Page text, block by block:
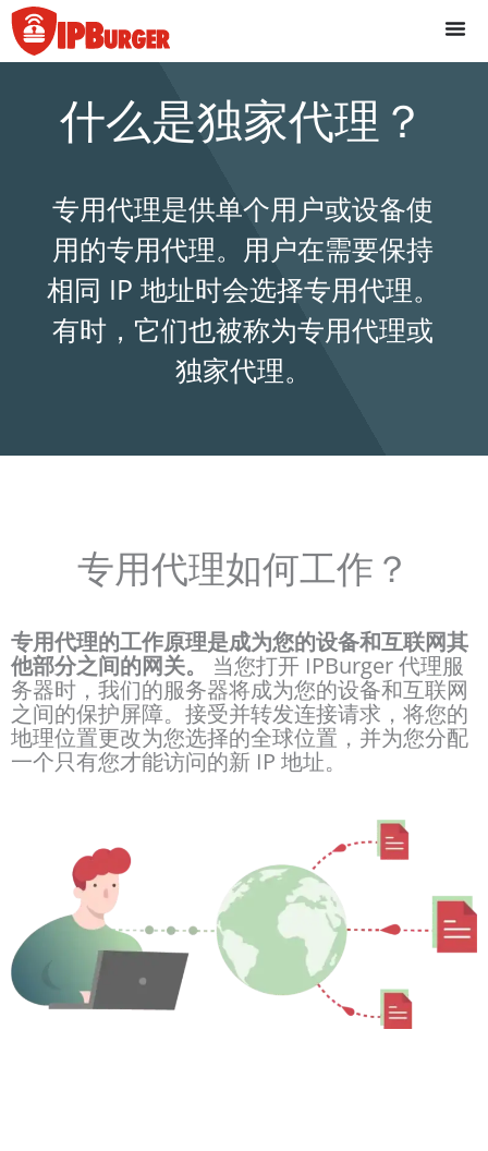
跳
至
内
什么是独家代理？
专用代理是供单个用户或设备使
用的专用代理。用户在需要保持
相同 IP 地址时会选择专用代理。
有时，它们也被称为专用代理或
独家代理。
专用代理如何工作？
专用代理的工作原理是成为您的设备和互联网其
他部分之间的网关。 当您打开 IPBurger 代理服
务器时，我们的服务器将成为您的设备和互联网
之间的保护屏障。接受并转发连接请求，将您的
地理位置更改为您选择的全球位置，并为您分配
一个只有您才能访问的新 IP 地址。